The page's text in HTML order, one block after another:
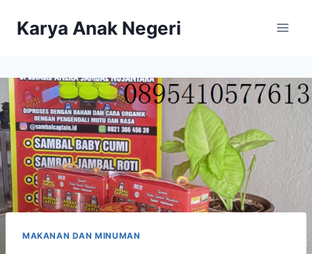
Karya Anak Negeri
MAKANAN DAN MINUMAN